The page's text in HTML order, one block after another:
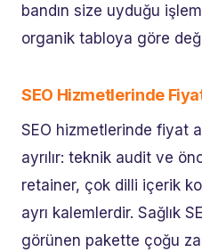
bandın size uyduğu
organik tabloya göre
SEO Hizmetlerinde
SEO hizmetlerinde fiyat
ayrılır: teknik audit ve
retainer, çok dilli içerik
ayrı kalemlerdir. Sağlık
görünen pakette çoğu